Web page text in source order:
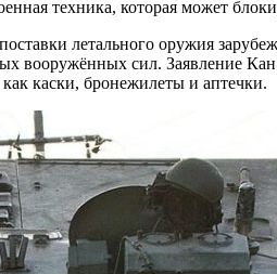
техника, которая может
летального оружия
вооружённых сил. Заявление
каски, бронежилеты и аптечки.